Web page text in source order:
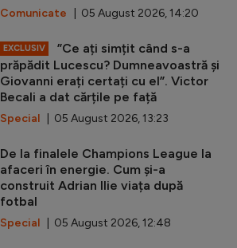
Comunicate | 05 August 2026, 14:20
EXCLUSIV
”Ce ați simțit când s-a
prăpădit Lucescu? Dumneavoastră și
Giovanni erați certați cu el”. Victor
Becali a dat cărțile pe față
Special | 05 August 2026, 13:23
De la finalele Champions League la
afaceri în energie. Cum și-a
construit Adrian Ilie viața după
fotbal
Special | 05 August 2026, 12:48